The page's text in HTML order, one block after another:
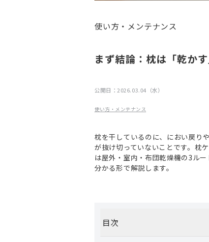
使い方・メンテナンス
まず結論：枕は「乾か
公開日：2026.03.04（水）
使い方・メンテナンス
枕を干しているのに、におい戻り
が抜け切っていないことです。枕
は屋外・室内・布団乾燥機の3ル
分かる形で解説します。
目次